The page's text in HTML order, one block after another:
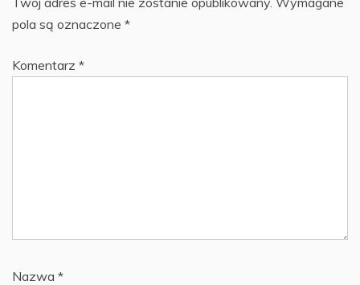
pola są oznaczone *
Komentarz *
Nazwa *